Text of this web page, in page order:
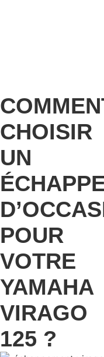
CHOISIR
UN
POUR
VOTRE
YAMAHA
VIRAGO
125 ?